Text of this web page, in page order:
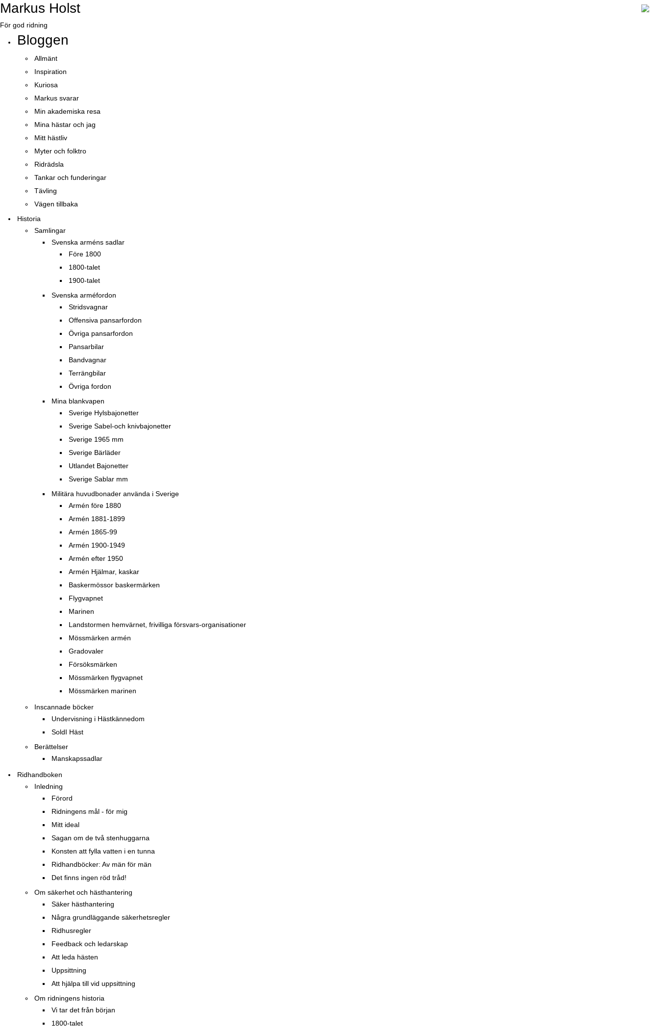
Markus Holst
För god ridning
Bloggen
Allmänt
Inspiration
Kuriosa
Markus svarar
Min akademiska resa
Mina hästar och jag
Mitt hästliv
Myter och folktro
Ridrädsla
Tankar och funderingar
Tävling
Vägen tillbaka
Historia
Samlingar
Svenska arméns sadlar
Före 1800
1800-talet
1900-talet
Svenska arméfordon
Stridsvagnar
Offensiva pansarfordon
Övriga pansarfordon
Pansarbilar
Bandvagnar
Terrängbilar
Övriga fordon
Mina blankvapen
Sverige Hylsbajonetter
Sverige Sabel-och knivbajonetter
Sverige 1965 mm
Sverige Bärläder
Utlandet Bajonetter
Sverige Sablar mm
Militära huvudbonader använda i Sverige
Armén före 1880
Armén 1881-1899
Armén 1865-99
Armén 1900-1949
Armén efter 1950
Armén Hjälmar, kaskar
Baskermössor baskermärken
Flygvapnet
Marinen
Landstormen hemvärnet, frivilliga försvars-organisationer
Mössmärken armén
Gradovaler
Försöksmärken
Mössmärken flygvapnet
Mössmärken marinen
Inscannade böcker
Undervisning i Hästkännedom
SoldI Häst
Berättelser
Manskapssadlar
Ridhandboken
Inledning
Förord
Ridningens mål - för mig
Mitt ideal
Sagan om de två stenhuggarna
Konsten att fylla vatten i en tunna
Ridhandböcker: Av män för män
Det finns ingen röd tråd!
Om säkerhet och hästhantering
Säker hästhantering
Några grundläggande säkerhetsregler
Ridhusregler
Feedback och ledarskap
Att leda hästen
Uppsittning
Att hjälpa till vid uppsittning
Om ridningens historia
Vi tar det från början
1800-talet